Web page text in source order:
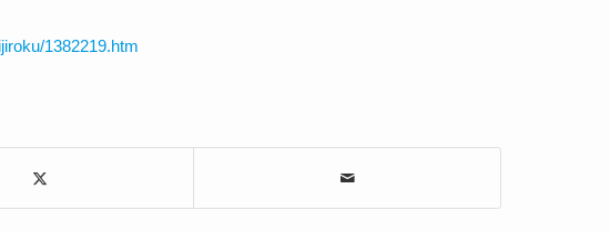
1382219.htm